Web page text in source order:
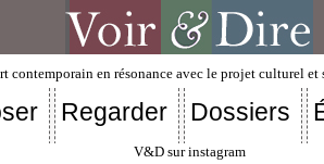
contemporain en résonance avec le projet culturel
Regarder Dossiers
V&D sur instagram